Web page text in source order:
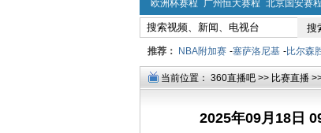
欧洲杯赛程 广州恒大赛程 北京国安赛程
推荐： NBA附加赛 -塞萨洛尼基 -比尔森
当前位置： 360直播吧 >> 比赛直播
2025年09月18日